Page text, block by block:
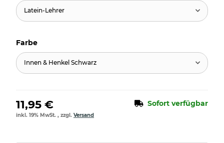
Latein-Lehrer
Farbe
Innen & Henkel Schwarz
11,95 € Sofort verfügbar
inkl. 19% MwSt. , zzgl. Versand